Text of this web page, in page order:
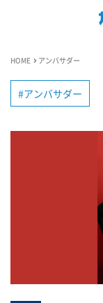
HOME アンバサダー
アンバサダー